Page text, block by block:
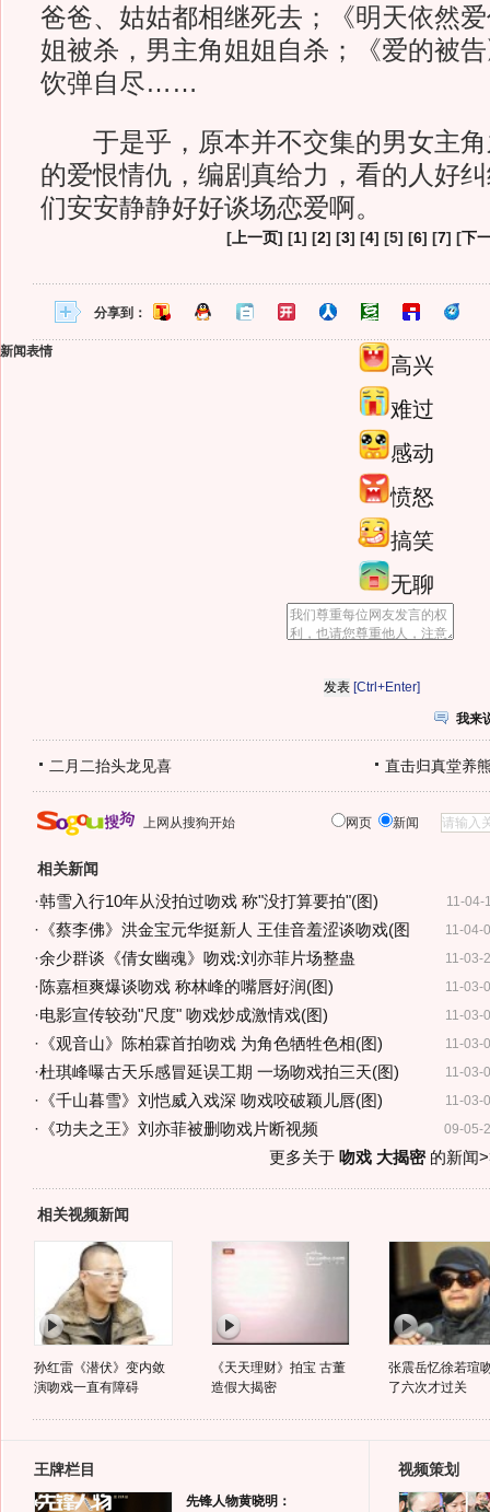
爸爸、姑姑都相继死去；《明天依然
姐被杀，男主角姐姐自杀；《爱的被
饮弹自尽……
于是乎，原本并不交集的男女主角
的爱恨情仇，编剧真给力，看的人好
们安安静静好好谈场恋爱啊。
[ 上一页] [1] [2] [3] [4] [5] [6] [7] [下
分享到：
新闻表情
高兴
难过
感动
愤怒
搞笑
无聊
[Ctrl+Enter]
我来
二月二抬头龙见喜 直击归真堂养
上网从搜狗开始 网页 新闻
相关新闻
11-04-
·韩雪入行10年从没拍过吻戏 称"没打算要拍"(图)
11-04-
· 《蔡李佛》洪金宝元华挺新人 王佳音羞涩谈吻戏(图
11-03-
·余少群谈《倩女幽魂》吻戏:刘亦菲片场整蛊
11-03-
·陈嘉桓爽爆谈吻戏 称林峰的嘴唇好润(图)
11-03-
·电影宣传较劲"尺度" 吻戏炒成激情戏(图)
11-03-
· 《观音山》陈柏霖首拍吻戏 为角色牺牲色相(图)
11-03-
·杜琪峰曝古天乐感冒延误工期 一场吻戏拍三天(图)
11-03-
· 《千山暮雪》刘恺威入戏深 吻戏咬破颖儿唇(图)
09-05-
· 《功夫之王》刘亦菲被删吻戏片断视频
更多关于 吻戏 大揭密的新闻
相关视频新闻
孙红雷《潜伏》变内敛
演吻戏一直有障碍
《天天理财》拍宝 古董
造假大揭密
张震岳忆徐若瑄
了六次才过关
王牌栏目
先锋人物黄晓明：
视频策划